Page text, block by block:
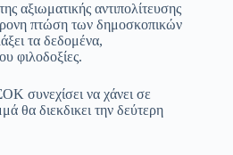
αξιωματικής αντιπολίτευσης
πτώση των δημοσκοπικών
τα δεδομένα,
φιλοδοξίες.
συνεχίσει να χάνει σε
θα διεκδικει την δεύτερη